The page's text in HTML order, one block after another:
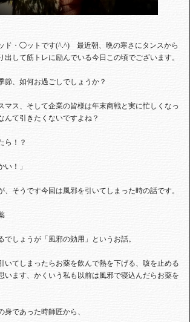
ド・◯ットです(^.^)
最近朝、晩の寒さにタンスから
出して筋トレに励んでいる今日この頃でございます。
節、如何お過ごしでしょうか？
マス、そして企業の皆様は年末商戦と実に忙しくなっ
んて引きたくないですよね？
ら！？
い！」
、そうです今回は風邪を引いてしまった時の話です。
でしょうが「風邪の効用」というお話。
いてしまったらお薬を飲んで熱を下げる、咳を止める
います、かくいう私も以前は風邪で寝込んだらお薬を
であった時師匠から、